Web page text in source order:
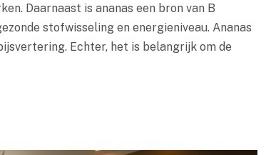
Daarnaast is ananas een bron van B
stofwisseling en energieniveau. Ananas
Echter, het is belangrijk om de